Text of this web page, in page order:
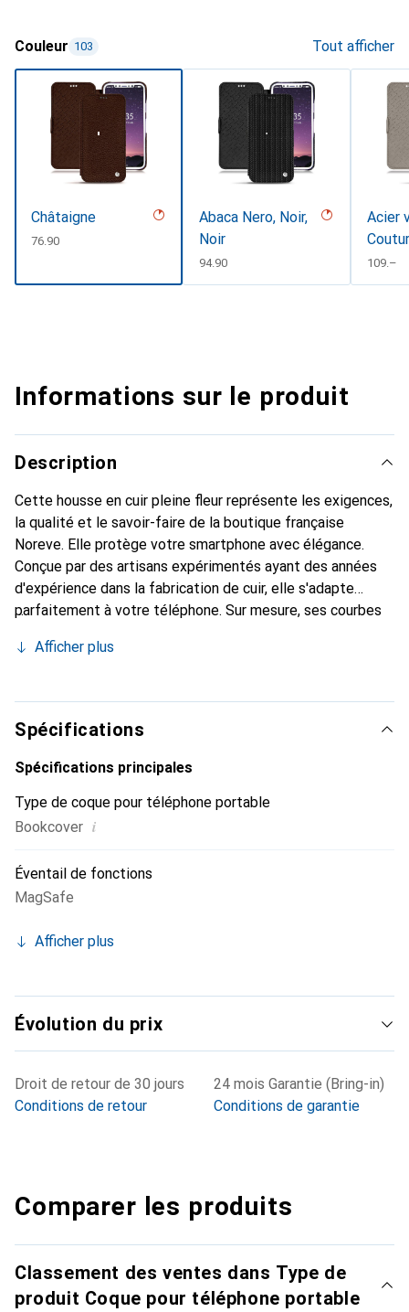
Couleur 103 Tout afficher
Châtaigne
CHF
76.90
Abaca Nero, Noir,
Noir
CHF
94.90
Acier
CHF
109.–
Informations sur le produit
Description
Cette housse en cuir pleine fleur représente les exigences,
la qualité et le savoir-faire de la boutique française
Noreve. Elle protège votre smartphone avec élégance.
Conçue par des artisans expérimentés ayant des années
d'expérience dans la fabrication de cuir, elle s'adapte
parfaitement à votre téléphone. Sur mesure, ses courbes
devient l'accessoire chic et indispensable pour votre
produits de haute qualité, la marque Noreve est un choix
fiable pour une clientèle exigeante.
Afficher plus
Spécifications
Spécifications principales
Type de coque pour téléphone portable
Bookcover i
Éventail de fonctions
MagSafe
Afficher plus
Évolution du prix
Droit de retour de 30 jours
Conditions de retour
24 mois Garantie (Bring-in)
Conditions de garantie
Comparer les produits
Classement des ventes dans Type de
produit Coque pour téléphone portable